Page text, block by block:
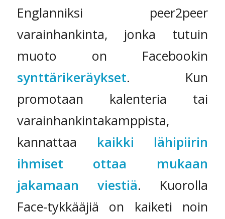
Englanniksi peer2peer
varainhankinta, jonka tutuin
muoto on Facebookin
synttärikeräykset. Kun
promotaan kalenteria tai
varainhankintakamppista,
kannattaa kaikki lähipiirin
ihmiset ottaa mukaan
jakamaan viestiä. Kuorolla
Face-tykkääjiä on kaiketi noin